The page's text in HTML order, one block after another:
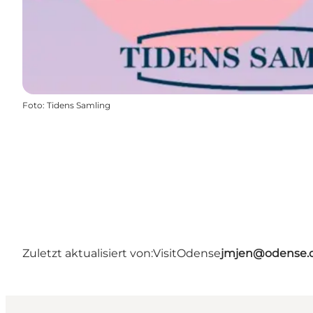
Foto: Tidens Samling
Zuletzt aktualisiert von:VisitOdense